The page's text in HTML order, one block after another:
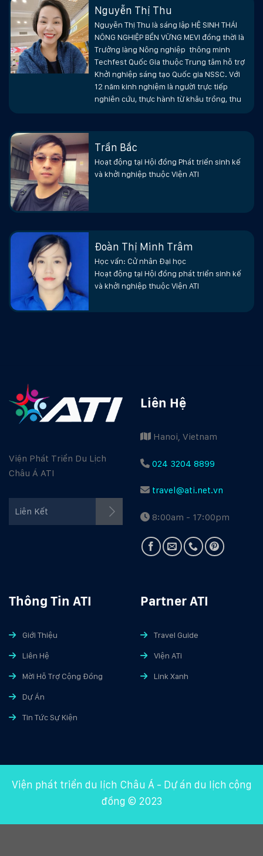
nghĩa của du lịch xanh và cách thức thực hiện
nó. Ngoài ra, Hội đồng cũng đã hỗ trợ đào tạo và
cung cấp các kỹ năng để giúp cộng đồng địa
phương tận dụng tiềm năng của các tài nguyên
tự nhiên và văn hóa của họ, đồng thời bảo vệ
chúng và duy trì chúng trong thời gian dài.
một cách bền vững, Hội đồng cũng đã đưa ra
các hướng dẫn và quy định để đảm bảo rằng
các hoạt động du lịch được thực hiện một cách
có trách nhiệm và bảo vệ môi trường. Các biện
pháp này bao gồm tăng cường giám sát và kiểm
hoạt động này không gây ảnh hưởng tiêu cực
đến môi trường và địa phương, đồng thời đảm
bảo rằng các hoạt động này mang lại lợi ích cho
cộng đồng địa phương.
Nguyễn Thị Thu
Nguyễn Thị Thu là sáng lập HỆ SINH THÁI
NÔNG NGHIỆP BỀN VỮNG MEVI đồng thời là
Trưởng làng Nông nghiệp thông minh
Techfest Quốc Gia thuộc Trung tâm hỗ trợ
Khởi nghiệp sáng tạo Quốc gia NSSC. Với
12 năm kinh nghiệm là người trực tiếp
nghiên cứu, thực hành từ khâu trồng, thu
Trần Bắc
Hoạt động tại Hội đồng Phát triển sinh kế
và khởi nghiệp thuộc Viện ATI
Đoàn Thị Minh Trâm
Học vấn: Cử nhân Đại học
Hoạt động tại Hội đồng phát triển sinh kế
và khởi nghiệp thuộc Viện ATI
Viện Phát Triển Du Lịch
Châu Á ATI
Liên Kết
Facebook ATI
Youtube ATI
Liên Hệ
Hanoi, Vietnam
024 3204 8899
travel@ati.net.vn
8:00am - 17:00pm
Thông Tin ATI
Giới Thiệu
Liên Hệ
Mời Hỗ Trợ Cộng Đồng
Dự Án
Tin Tức Sự Kiện
Partner ATI
Travel Guide
Viện ATi
Link Xanh
Viện phát triển du lịch Châu Á - Dự án du lịch cộng
đồng © 2023